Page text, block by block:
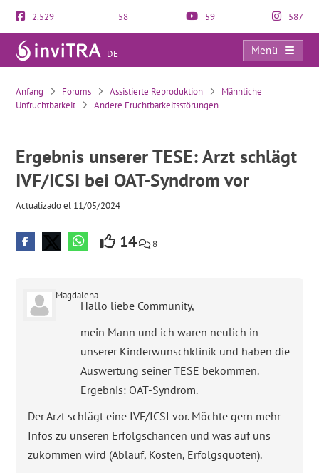
2.529 58 59 587
DE
Menü
Ergebnis unserer TESE: Arzt schlägt IVF/ICSI bei OAT-Syndrom vor
Anfang Forums Assistierte Reproduktion
Männliche
Unfruchtbarkeit
Andere Fruchtbarkeitsstörungen
Ergebnis unserer TESE: Arzt schlägt
IVF/ICSI bei OAT-Syndrom vor
Actualizado el 11/05/2024
14 8
Magdalena
Hallo liebe Community,
mein Mann und ich waren neulich in
unserer Kinderwunschklinik und haben die
Auswertung seiner TESE bekommen.
Ergebnis: OAT-Syndrom.
Der Arzt schlägt eine IVF/ICSI vor. Möchte gern mehr
Infos zu unseren Erfolgschancen und was auf uns
zukommen wird (Ablauf, Kosten, Erfolgsquoten).